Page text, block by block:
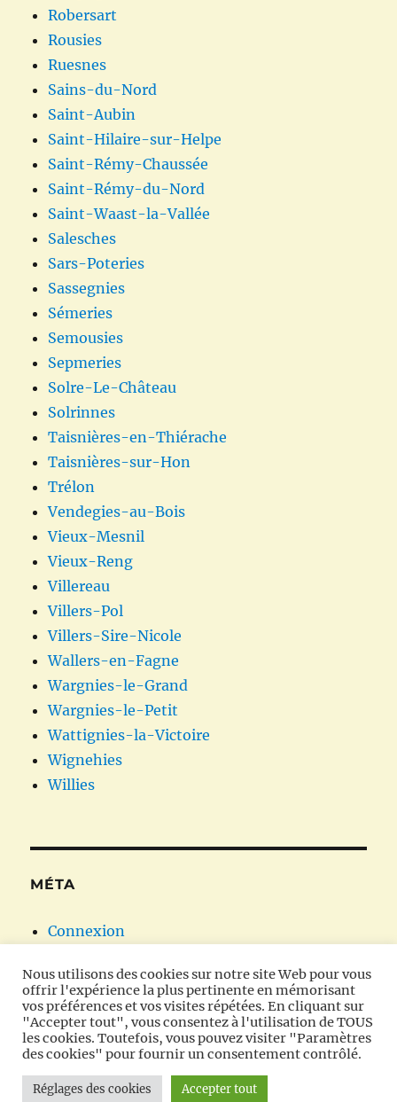
Robersart
Rousies
Ruesnes
Sains-du-Nord
Saint-Aubin
Saint-Hilaire-sur-Helpe
Saint-Rémy-Chaussée
Saint-Rémy-du-Nord
Saint-Waast-la-Vallée
Salesches
Sars-Poteries
Sassegnies
Sémeries
Semousies
Sepmeries
Solre-Le-Château
Solrinnes
Taisnières-en-Thiérache
Taisnières-sur-Hon
Trélon
Vendegies-au-Bois
Vieux-Mesnil
Vieux-Reng
Villereau
Villers-Pol
Villers-Sire-Nicole
Wallers-en-Fagne
Wargnies-le-Grand
Wargnies-le-Petit
Wattignies-la-Victoire
Wignehies
Willies
MÉTA
Connexion
Flux des commentaires
Site de WordPress-FR
Oratoires et chapelles en Avesnois
Fièrement propulsé
par WordPress
Nous utilisons des cookies sur notre site Web pour vous
offrir l'expérience la plus pertinente en mémorisant
vos préférences et vos visites répétées. En cliquant sur
"Accepter tout", vous consentez à l'utilisation de TOUS
les cookies. Toutefois, vous pouvez visiter "Paramètres
des cookies" pour fournir un consentement contrôlé.
Réglages des cookies Accepter tout